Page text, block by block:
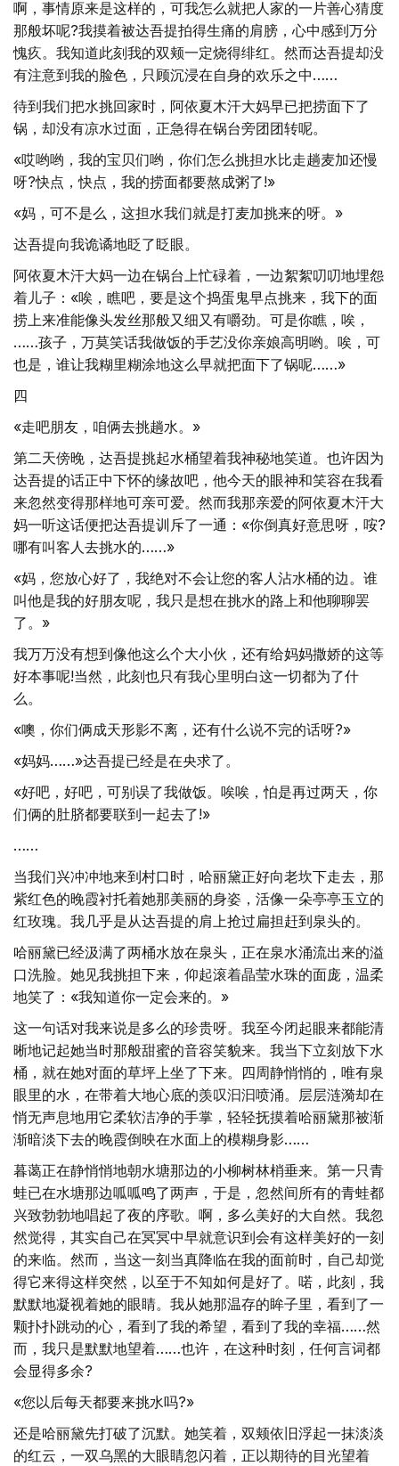
啊，事情原来是这样的，可我怎么就把人家的一片善心猜度
那般坏呢?我摸着被达吾提拍得生痛的肩膀，心中感到万分
愧疚。我知道此刻我的双颊一定烧得绯红。然而达吾提却没
有注意到我的脸色，只顾沉浸在自身的欢乐之中……
待到我们把水挑回家时，阿依夏木汗大妈早已把捞面下了
锅，却没有凉水过面，正急得在锅台旁团团转呢。
«哎哟哟，我的宝贝们哟，你们怎么挑担水比走趟麦加还慢
呀?快点，快点，我的捞面都要熬成粥了!»
«妈，可不是么，这担水我们就是打麦加挑来的呀。»
达吾提向我诡谲地眨了眨眼。
阿依夏木汗大妈一边在锅台上忙碌着，一边絮絮叨叨地埋怨
着儿子：«唉，瞧吧，要是这个捣蛋鬼早点挑来，我下的面
捞上来准能像头发丝那般又细又有嚼劲。可是你瞧，唉，
……孩子，万莫笑话我做饭的手艺没你亲娘高明哟。唉，可
也是，谁让我糊里糊涂地这么早就把面下了锅呢……»
四
«走吧朋友，咱俩去挑趟水。»
第二天傍晚，达吾提挑起水桶望着我神秘地笑道。也许因为
达吾提的话正中下怀的缘故吧，他今天的眼神和笑容在我看
来忽然变得那样地可亲可爱。然而我那亲爱的阿依夏木汗大
妈一听这话便把达吾提训斥了一通：«你倒真好意思呀，咹?
哪有叫客人去挑水的……»
«妈，您放心好了，我绝对不会让您的客人沾水桶的边。谁
叫他是我的好朋友呢，我只是想在挑水的路上和他聊聊罢
了。»
我万万没有想到像他这么个大小伙，还有给妈妈撒娇的这等
好本事呢!当然，此刻也只有我心里明白这一切都为了什
么。
«噢，你们俩成天形影不离，还有什么说不完的话呀?»
«妈妈……»达吾提已经是在央求了。
«好吧，好吧，可别误了我做饭。唉唉，怕是再过两天，你
们俩的肚脐都要联到一起去了!»
……
当我们兴冲冲地来到村口时，哈丽黛正好向老坎下走去，那
紫红色的晚霞衬托着她那美丽的身姿，活像一朵亭亭玉立的
红玫瑰。我几乎是从达吾提的肩上抢过扁担赶到泉头的。
哈丽黛已经汲满了两桶水放在泉头，正在泉水涌流出来的溢
口洗脸。她见我挑担下来，仰起滚着晶莹水珠的面庞，温柔
地笑了：«我知道你一定会来的。»
这一句话对我来说是多么的珍贵呀。我至今闭起眼来都能清
晰地记起她当时那般甜蜜的音容笑貌来。我当下立刻放下水
桶，就在她对面的草坪上坐了下来。四周静悄悄的，唯有泉
眼里的水，在带着大地心底的羡叹汩汩喷涌。层层涟漪却在
悄无声息地用它柔软洁净的手掌，轻轻抚摸着哈丽黛那被渐
渐暗淡下去的晚霞倒映在水面上的模糊身影……
暮蔼正在静悄悄地朝水塘那边的小柳树林梢垂来。第一只青
蛙已在水塘那边呱呱鸣了两声，于是，忽然间所有的青蛙都
兴致勃勃地唱起了夜的序歌。啊，多么美好的大自然。我忽
然觉得，其实自己在冥冥中早就意识到会有这样美好的一刻
的来临。然而，当这一刻当真降临在我的面前时，自己却觉
得它来得这样突然，以至于不知如何是好了。喏，此刻，我
默默地凝视着她的眼睛。我从她那温存的眸子里，看到了一
颗扑扑跳动的心，看到了我的希望，看到了我的幸福……然
而，我只是默默地望着……也许，在这种时刻，任何言词都
会显得多余?
«您以后每天都要来挑水吗?»
还是哈丽黛先打破了沉默。她笑着，双颊依旧浮起一抹淡淡
的红云，一双乌黑的大眼睛忽闪着，正以期待的目光望着